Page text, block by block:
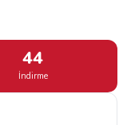
44
İndirme